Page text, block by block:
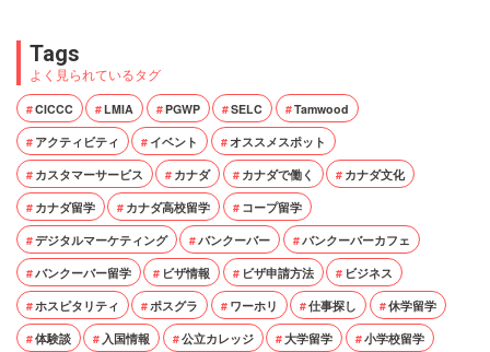
Tags
よく見られているタグ
CICCC LMIA PGWP SELC
Tamwood
アクティビティ
イベント
オススメスポット
カスタマーサービス
カナダ カナダで働く
カナダ文化
カナダ留学
カナダ高校留学
コープ留学
デジタルマーケティング
バンクーバー
バンクーバーカフェ
バンクーバー留学
ビザ情報 ビザ申請方法
ビジネス
ホスピタリティ
ポスグラ ワーホリ 仕事探し
休学留学
体験談
入国情報 公立カレッジ 大学留学
小学校留学